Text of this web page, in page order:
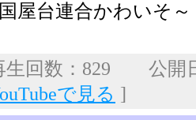
屋台連合かわいそ～
生回数：829 公開
で見る ]